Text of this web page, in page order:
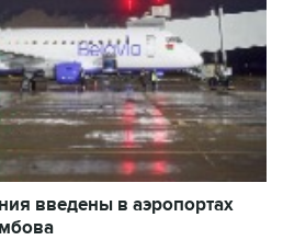
введены в аэропортах